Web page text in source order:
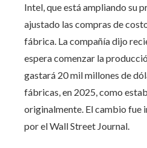
Intel, que está ampliando su
ajustado las compras de
fábrica. La compañía dijo
espera comenzar la
gastará 20 mil millones de
fábricas, en 2025, como
originalmente. El cambio fue
por el Wall Street Journal.